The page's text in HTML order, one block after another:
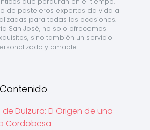
de pasteleros expertos da vida a
para todas las ocasiones.
San José, no solo ofrecemos
sino también un servicio
y amable.
de Dulzura: El Origen de una
Cordobesa